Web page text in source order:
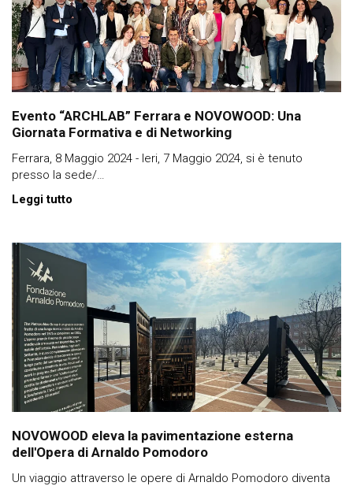
Evento “ARCHLAB” Ferrara e NOVOWOOD: Una
Giornata Formativa e di Networking
Ferrara, 8 Maggio 2024 - Ieri, 7 Maggio 2024, si è tenuto
presso la sede/…
Leggi tutto
NOVOWOOD eleva la pavimentazione esterna
dell'Opera di Arnaldo Pomodoro
Un viaggio attraverso le opere di Arnaldo Pomodoro diventa